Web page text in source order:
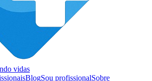
vidas
BlogSou profissionalSobre